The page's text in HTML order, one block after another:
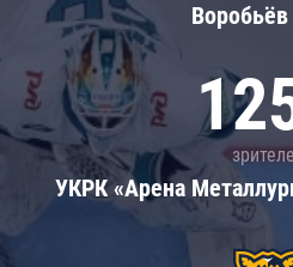
УКРК «Арена